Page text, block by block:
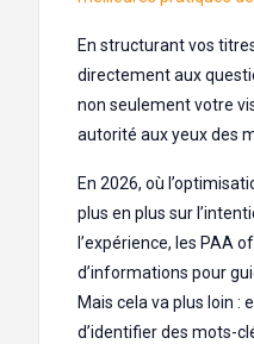
En structurant vos
directement aux
non seulement votre
autorité aux yeux des
En 2026, où
plus en plus sur
l’expérience, les PAA
d’informations pour
Mais cela va plus loin
d’identifier des mots-